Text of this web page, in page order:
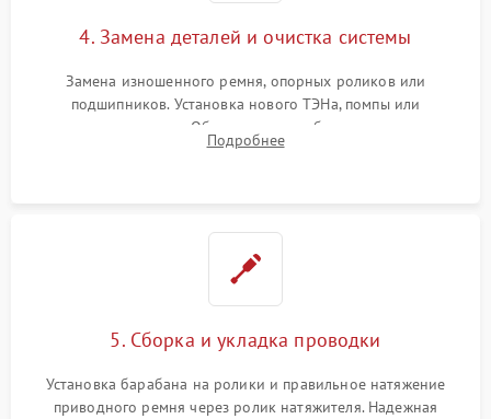
4. Замена деталей и очистка системы
Замена изношенного ремня, опорных роликов или
подшипников. Установка нового ТЭНа, помпы или
термодатчиков. Обязательная глубокая очистка
конденсатора, крыльчатки вентилятора и воздуховодов от
Подробнее
5. Сборка и укладка проводки
Установка барабана на ролики и правильное натяжение
приводного ремня через ролик натяжителя. Надежная